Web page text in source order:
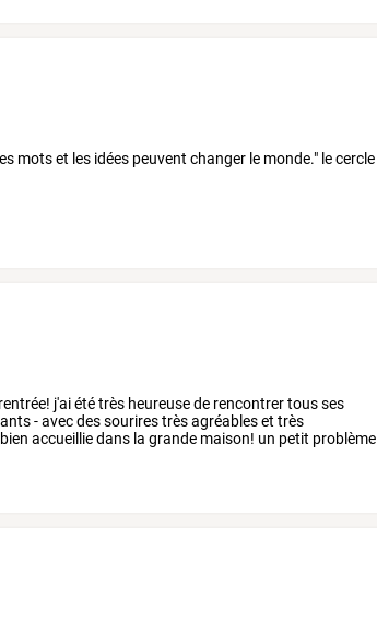
mots et les idées peuvent changer le monde." le cercle
rentrée! j'aiététrès heureusede rencontrertousses
-avecdessourirestrèsagréableset très
bien accueilliedans la grande maison! un petit problème